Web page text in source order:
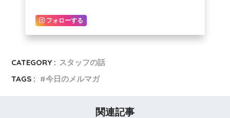
フォローする
CATEGORY : スタッフの話
TAGS :
今日のメルマガ
関連記事